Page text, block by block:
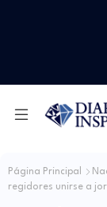
Página Principal
regidores unirse a